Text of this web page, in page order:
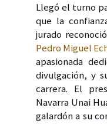
Llegó el turno
que la
jurado
Pedro Miguel
apasionada
divulgación, y
carrera. El
Navarra Unai
galardón a su